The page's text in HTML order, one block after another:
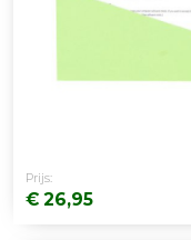
Prijs:
€ 26,95